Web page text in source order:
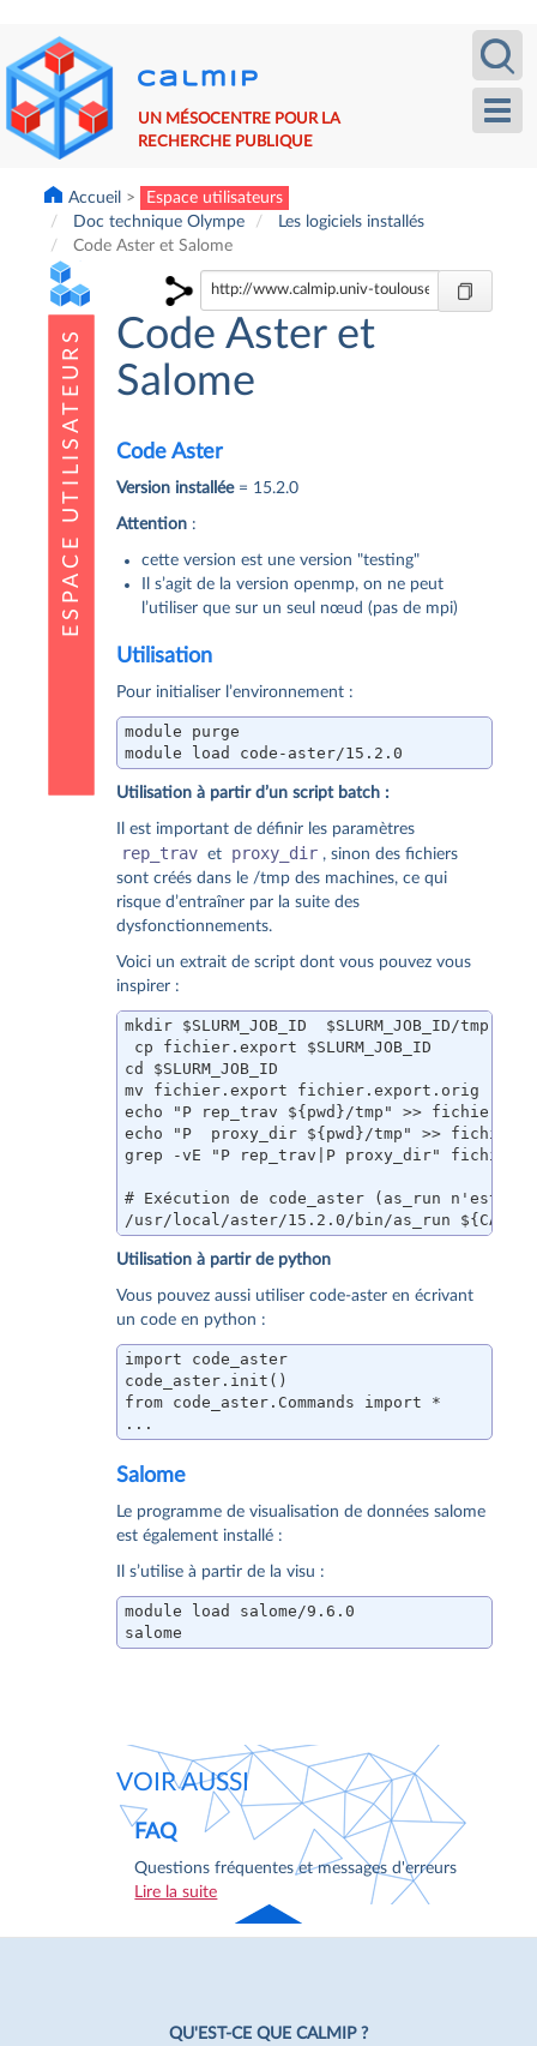
au
contenu
principal
UN MÉSOCENTRE POUR LA
RECHERCHE PUBLIQUE
Accueil
Espace utilisateurs
Doc technique Olympe
Les logiciels installés
Code Aster et Salome
Code Aster et
Salome
Code Aster
Version installée= 15.2.0
Attention :
cette version est une version "testing"
Il s’agit de la version openmp, on ne peut
l’utiliser que sur un seul nœud (pas de mpi)
Utilisation
Pour initialiser l’environnement :
module purge
module load code-aster/15.2.0
Utilisation à partir d’un script batch :
Il est important de définir les paramètres
rep_trav et proxy_dir , sinon des fichiers
sont créés dans le /tmp des machines, ce qui
risque d’entraîner par la suite des
dysfonctionnements.
Voici un extrait de script dont vous pouvez vous
inspirer :
mkdir $SLURM_JOB_ID  $SLURM_JOB_ID/tmp
cp fichier.export $SLURM_JOB_ID
cd $SLURM_JOB_ID
mv fichier.export fichier.export.orig
echo "P rep_trav ${pwd}/tmp" >>
echo "P  proxy_dir ${pwd}/tmp" >>
grep -vE "P rep_trav|P proxy_dir"
# Exécution de code_aster (as_run n'est
/usr/local/aster/15.2.0/bin/as_run
Utilisation à partir de python
Vous pouvez aussi utiliser code-aster en écrivant
un code en python :
import code_aster
code_aster.init()
from code_aster.Commands import *
...
Salome
Le programme de visualisation de données salome
est également installé :
Il s’utilise à partir de la visu :
module load salome/9.6.0
salome
VOIR AUSSI
FAQ
Questions fréquentes et messages d'erreurs
Lire la suite
de page
QU'EST-CE QUE CALMIP ?